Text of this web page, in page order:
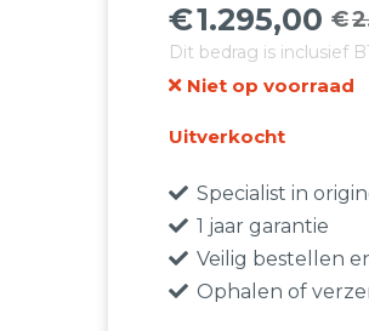
€
prijs
was:
€2.999,00.
€1.295,00
Huidige
prijs
is:
€1.295,00.
Dit bedrag is inclusief
Niet op voorraad
Uitverkocht
Specialist in
1 jaar garantie
Veilig bestellen
Ophalen of